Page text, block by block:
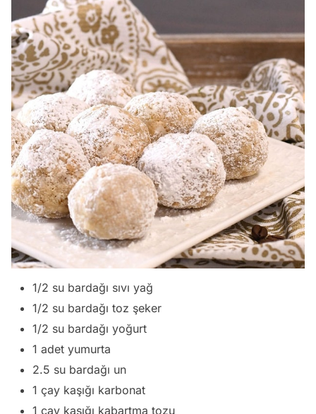
1/2 su bardağı sıvı yağ
1/2 su bardağı toz şeker
1/2 su bardağı yoğurt
1 adet yumurta
2.5 su bardağı un
1 çay kaşığı karbonat
1 çay kaşığı kabartma tozu